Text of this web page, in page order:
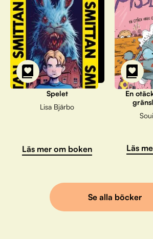
Spelet
Lisa Bjärbo
Läs mer om boken
En
Läs
Se alla böcker